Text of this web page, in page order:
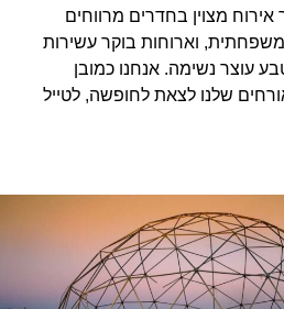
מצוין בחדרים מרווחים
וארוחות בוקר עשירות
נשימה. אנחנו כמובן
שלנו לצאת לחופשה, לטייל